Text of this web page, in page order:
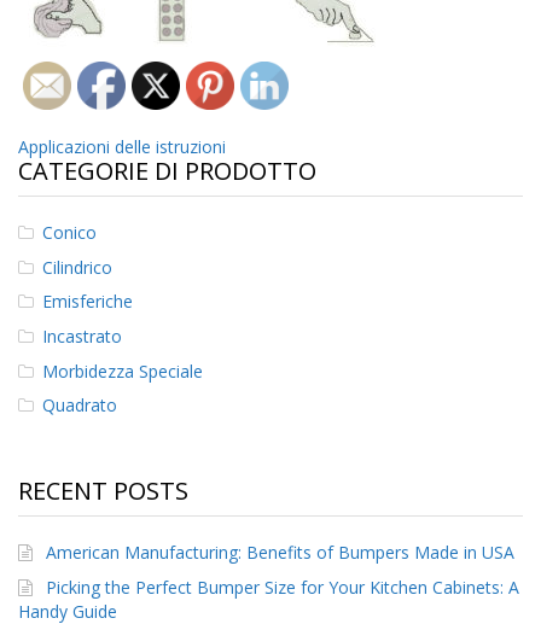
n
E
q
u
v
e
z
e
S
z
F
A
Navigazione
articoli
Applicazioni delle istruzioni
CATEGORIE DI PRODOTTO
Conico
Cilindrico
Emisferiche
Incastrato
Morbidezza Speciale
Quadrato
RECENT POSTS
American Manufacturing: Benefits of Bumpers Made in USA
Picking the Perfect Bumper Size for Your Kitchen Cabinets: A
Handy Guide